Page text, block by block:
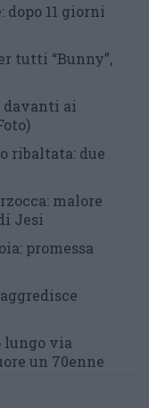
dopo 11 giorni
tutti “Bunny”,
davanti ai
ribaltata: due
malore
Jesi
promessa
aggredisce
lungo via
un 70enne